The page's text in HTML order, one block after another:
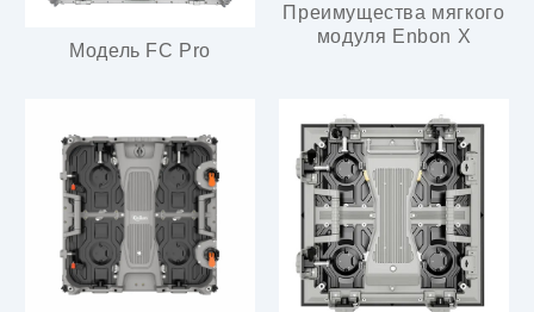
Модель FC Pro
Преимущества мягкого
модуля Enbon X